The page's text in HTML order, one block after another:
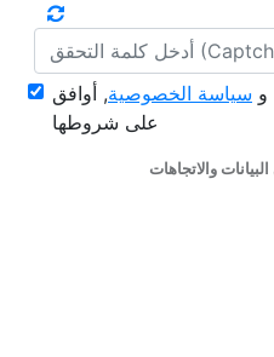
و سياسة الخصوصية, أوافق
على شروطها